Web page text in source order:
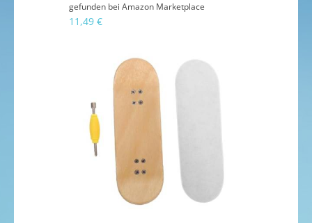
gefunden bei Amazon Marketplace
11,49 €